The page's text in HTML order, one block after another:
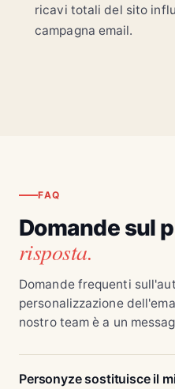
ricavi totali del sito
campagna email.
FAQ
Domande sul
risposta.
Domande frequenti
personalizzazione
nostro team è a un
Personyze sostituisce il